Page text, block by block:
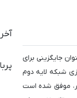
جایگزینی برای
شبکه لایه دوم
موفق شده است